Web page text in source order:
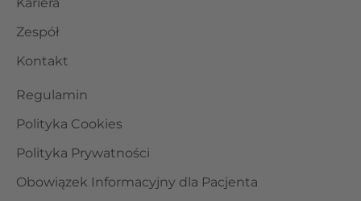
Zespół
Kontakt
Regulamin
Polityka Cookies
Polityka Prywatności
Obowiązek Informacyjny dla Pacjenta